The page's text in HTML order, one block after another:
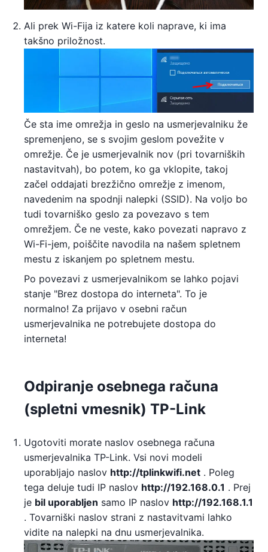
Ali prek Wi-Fija iz katere koli naprave, ki ima
takšno priložnost.
Če sta ime omrežja in geslo na usmerjevalniku že
spremenjeno, se s svojim geslom povežite v
omrežje. Če je usmerjevalnik nov (pri tovarniških
nastavitvah), bo potem, ko ga vklopite, takoj
začel oddajati brezžično omrežje z imenom,
navedenim na spodnji nalepki (SSID). Na voljo bo
tudi tovarniško geslo za povezavo s tem
omrežjem. Če ne veste, kako povezati napravo z
Wi-Fi-jem, poiščite navodila na našem spletnem
mestu z iskanjem po spletnem mestu.
Po povezavi z usmerjevalnikom se lahko pojavi
stanje "Brez dostopa do interneta". To je
normalno! Za prijavo v osebni račun
usmerjevalnika ne potrebujete dostopa do
interneta!
Odpiranje osebnega računa
(spletni vmesnik) TP-Link
Ugotoviti morate naslov osebnega računa
usmerjevalnika TP-Link. Vsi novi modeli
uporabljajo naslov http://tplinkwifi.net . Poleg
tega deluje tudi IP naslov http://192.168.0.1 . Prej
je bil uporabljen samo IP naslov http://192.168.1.1
. Tovarniški naslov strani z nastavitvami lahko
vidite na nalepki na dnu usmerjevalnika.